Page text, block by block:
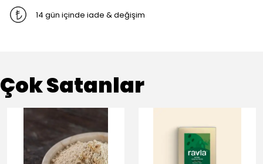
14 gün içinde iade & değişim
Çok Satanlar